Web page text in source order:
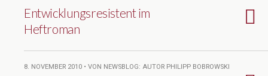
Entwicklungsresistent im
Heftroman
8. NOVEMBER 2010 • VON NEWSBLOG: AUTOR PHILIPP BOBROWSKI